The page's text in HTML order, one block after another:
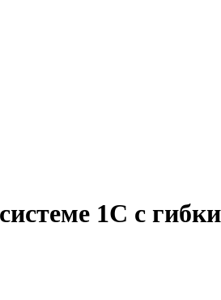
1С с